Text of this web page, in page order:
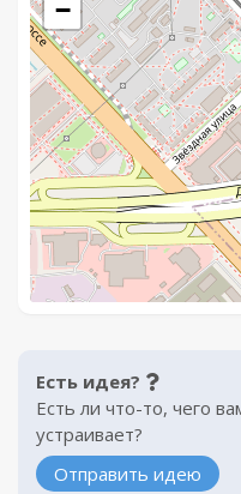
−
Есть идея?
Есть ли что-то, чего
устраивает?
Отправить идею